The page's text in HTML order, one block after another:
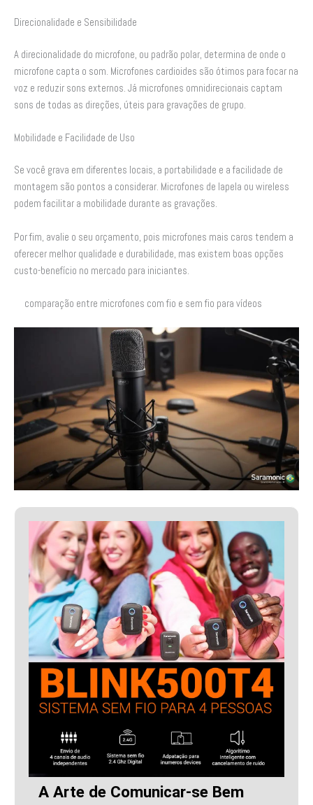
Direcionalidade e Sensibilidade
A direcionalidade do microfone, ou padrão polar, determina de onde o
microfone capta o som. Microfones cardioides são ótimos para focar na
voz e reduzir sons externos. Já microfones omnidirecionais captam
sons de todas as direções, úteis para gravações de grupo.
Mobilidade e Facilidade de Uso
Se você grava em diferentes locais, a portabilidade e a facilidade de
montagem são pontos a considerar. Microfones de lapela ou wireless
podem facilitar a mobilidade durante as gravações.
Por fim, avalie o seu orçamento, pois microfones mais caros tendem a
oferecer melhor qualidade e durabilidade, mas existem boas opções
custo-benefício no mercado para iniciantes.
comparação entre microfones com fio e sem fio para vídeos
A Arte de Comunicar-se Bem